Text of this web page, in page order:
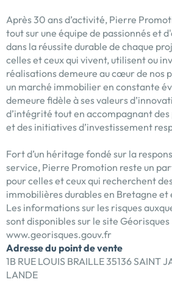
Après 30 ans d’activité, Pierre
tout sur une équipe de passionnés et
dans la réussite durable de chaque
celles et ceux qui vivent, utilisent ou
réalisations demeure au cœur de nos
un marché immobilier en constante
demeure fidèle à ses valeurs
d’intégrité tout en accompagnant
et des initiatives d’investissement
Fort d’un héritage fondé sur la
service, Pierre Promotion reste un
pour celles et ceux qui recherchent
immobilières durables en Bretagne et
Les informations sur les risques
sont disponibles sur le site Géorisques
www.georisques.gouv.fr
Adresse du point de vente
1B RUE LOUIS BRAILLE 35136 SAINT
LANDE